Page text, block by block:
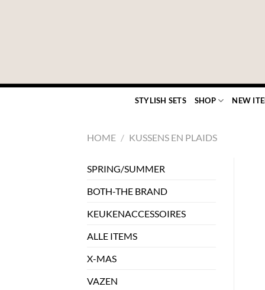
STYLISH SETS SHOP NEW
HOME / KUSSENS EN PLAIDS
SPRING/SUMMER
BOTH-THE BRAND
KEUKENACCESSOIRES
ALLE ITEMS
X-MAS
VAZEN